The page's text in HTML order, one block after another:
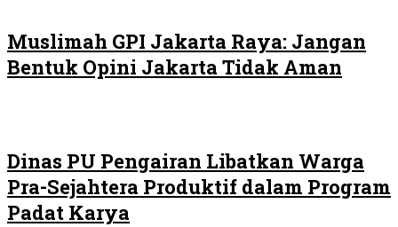
Muslimah GPI Jakarta Raya: Jangan
Bentuk Opini Jakarta Tidak Aman
Dinas PU Pengairan Libatkan Warga
Pra-Sejahtera Produktif dalam Program
Padat Karya